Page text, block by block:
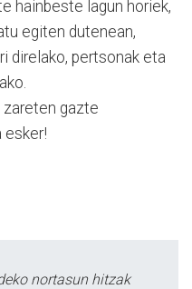
hainbeste lagun horiek,
egiten dutenean,
direlako, pertsonak eta
gazte
esker!
nortasun hitzak